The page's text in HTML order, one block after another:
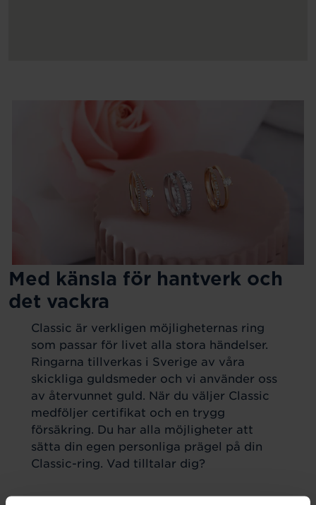
Med känsla för hantverk och
det vackra
Classic är verkligen möjligheternas ring
som passar för livet alla stora händelser.
Ringarna tillverkas i Sverige av våra
skickliga guldsmeder och vi använder oss
av återvunnet guld. När du väljer Classic
medföljer certifikat och en trygg
försäkring. Du har alla möjligheter att
sätta din egen personliga prägel på din
Classic-ring. Vad tilltalar dig?